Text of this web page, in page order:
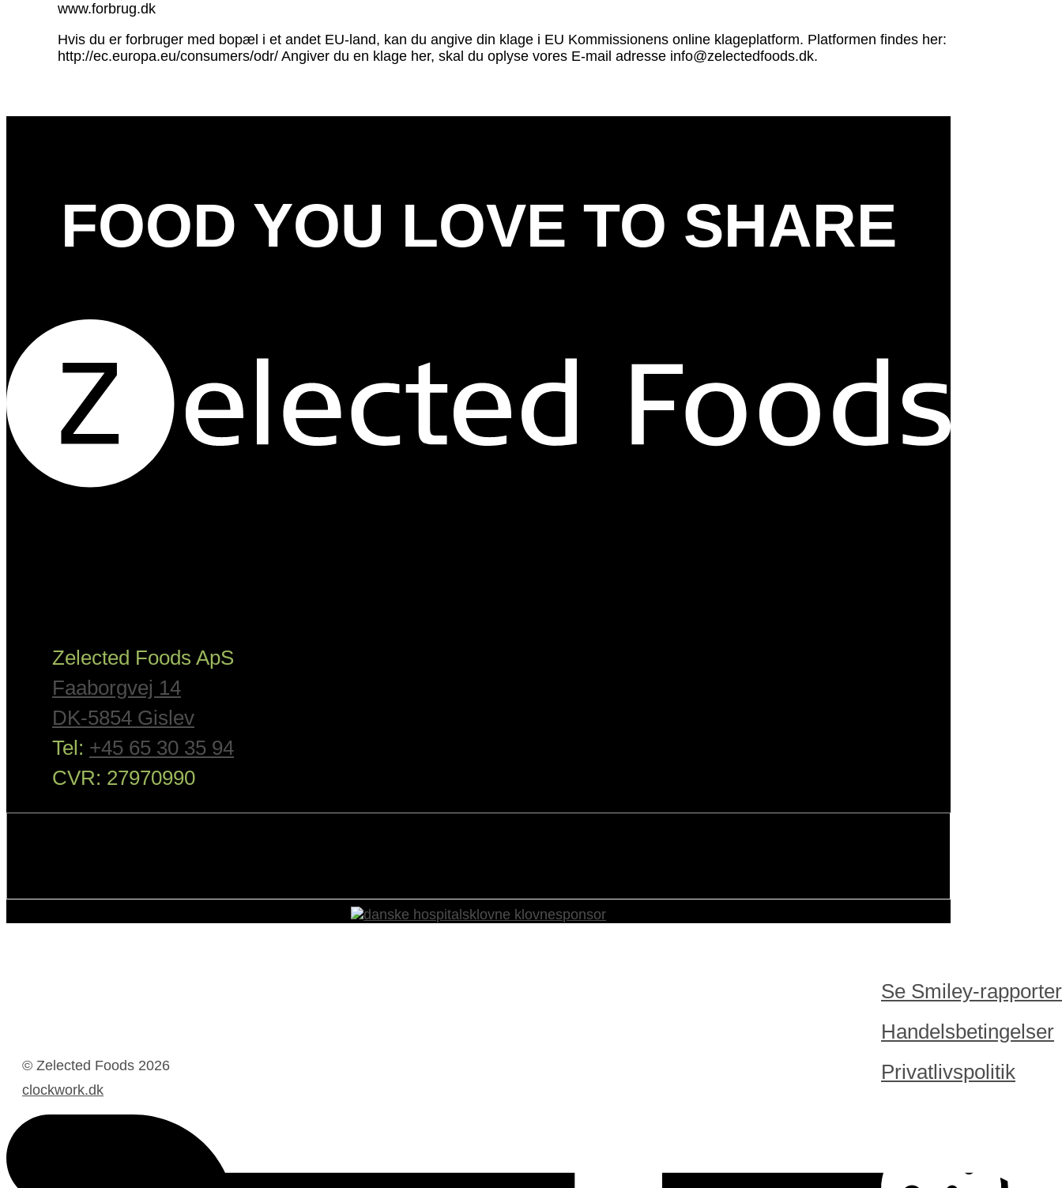
www.forbrug.dk
Hvis du er forbruger med bopæl i et andet EU-land, kan du angive din klage i EU Kommissionens online klageplatform. Platformen findes her:
http://ec.europa.eu/consumers/odr/ Angiver du en klage her, skal du oplyse vores E-mail adresse info@zelectedfoods.dk.
FOOD YOU LOVE TO SHARE
Zelected Foods ApS
Faaborgvej 14
DK-5854 Gislev
Tel: +45 65 30 35 94
CVR: 27970990
Se Smiley-rapporter
Handelsbetingelser
Privatlivspolitik
© Zelected Foods 2026
clockwork.dk